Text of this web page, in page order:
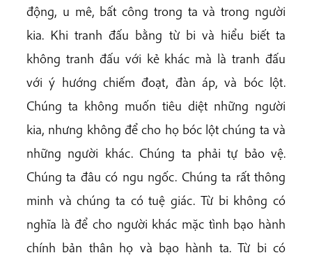
động, u mê, bất công trong ta và trong người
kia. Khi tranh đấu bằng từ bi và hiểu biết ta
không tranh đấu với kẻ khác mà là tranh đấu
với ý hướng chiếm đoạt, đàn áp, và bóc lột.
Chúng ta không muốn tiêu diệt những người
kia, nhưng không để cho họ bóc lột chúng ta và
những người khác. Chúng ta phải tự bảo vệ.
Chúng ta đâu có ngu ngốc. Chúng ta rất thông
minh và chúng ta có tuệ giác. Từ bi không có
nghĩa là để cho người khác mặc tình bạo hành
chính bản thân họ và bạo hành ta. Từ bi có